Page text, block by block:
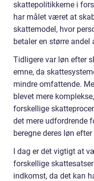
skattepolitikkerne i
har målet været at
skattemodel, hvor
betaler en større
Tidligere var løn efter
emne, da
mindre omfattende.
blevet mere
forskellige
det mere udfordrende
beregne deres løn
I dag er det vigtigt at
forskellige
indkomst, da det kan